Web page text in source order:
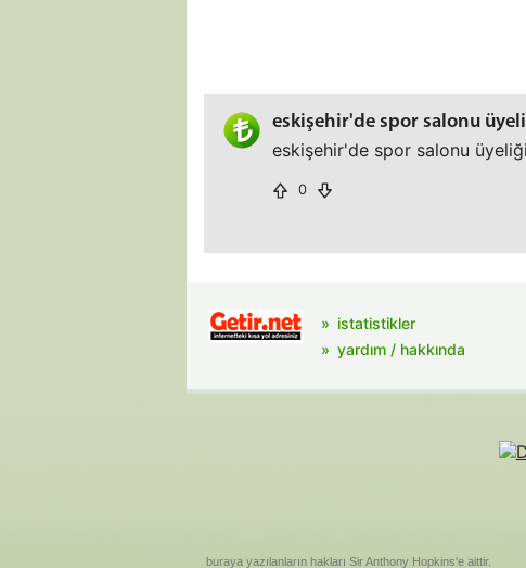
eskişehir'de spor salonu
eskişehir'de spor salonu
0
istatistikler
yardım / hakkında
buraya yazılanların hakları Sir Anthony Hopkins'e aittir.